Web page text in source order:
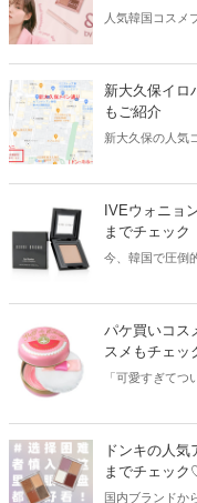
人気韓国コスメ
える場所やかわ
新大久保イロ
もご紹介
新大久保の人気
IVEウォニョ
までチェック
今、韓国で圧倒
パケ買いコス
スメもチェッ
「可愛すぎてつ
おすすめコスメ
ドンキの人
までチェッ
国内ブランドか